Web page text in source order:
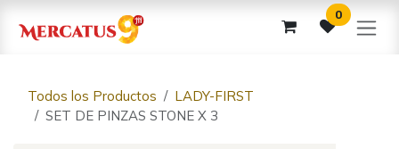
0
Todos los Productos
LADY-FIRST
SET DE PINZAS STONE X 3